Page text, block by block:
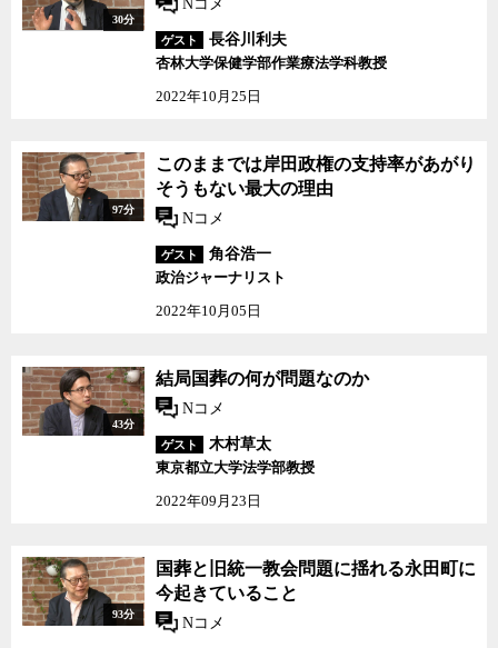
30分
Nコメ
ゲスト
長谷川利夫
杏林大学保健学部作業療法学科教授
2022年10月25日
97分
このままでは岸田政権の支持率があがり
そうもない最大の理由
Nコメ
ゲスト
角谷浩一
政治ジャーナリスト
2022年10月05日
43分
結局国葬の何が問題なのか
Nコメ
ゲスト
木村草太
東京都立大学法学部教授
2022年09月23日
93分
国葬と旧統一教会問題に揺れる永田町に
今起きていること
Nコメ